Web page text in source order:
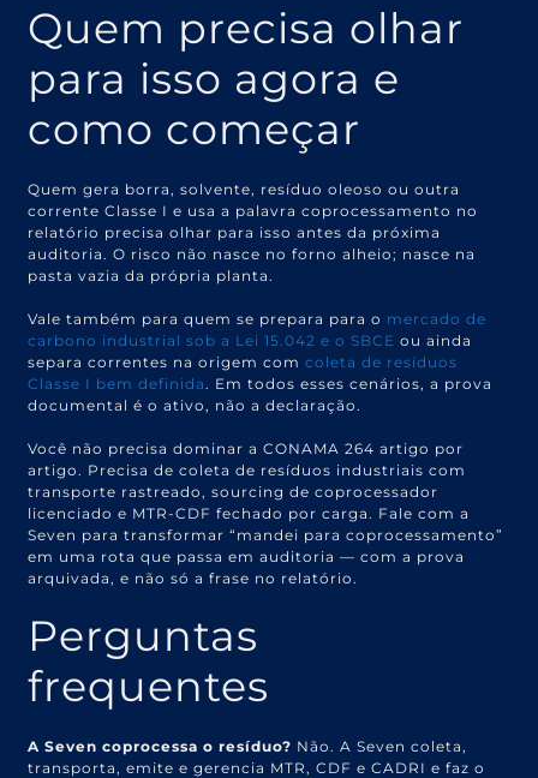
Quem precisa olhar
para isso agora e
como começar
Quem gera borra, solvente, resíduo oleoso ou outra
corrente Classe I e usa a palavra coprocessamento no
relatório precisa olhar para isso antes da próxima
auditoria. O risco não nasce no forno alheio; nasce na
pasta vazia da própria planta.
Vale também para quem se prepara para o mercado de
carbono industrial sob a Lei 15.042 e o SBCE ou ainda
separa correntes na origem comcoleta de resíduos
Classe I bem definida . Em todos esses cenários, a prova
documental é o ativo, não a declaração.
Você não precisa dominar a CONAMA 264 artigo por
artigo. Precisa de coleta de resíduos industriais com
transporte rastreado, sourcing de coprocessador
licenciado e MTR-CDF fechado por carga. Fale com a
Seven para transformar “mandei para coprocessamento”
em uma rota que passa em auditoria — com a prova
arquivada, e não só a frase no relatório.
Perguntas
frequentes
A Seven coprocessa o resíduo? Não. A Seven coleta,
transporta, emite e gerencia MTR, CDF e CADRI e faz o